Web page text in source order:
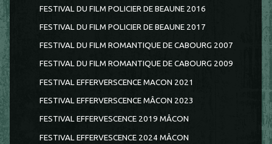
FESTIVAL DU FILM POLICIER DE BEAUNE 2016
FESTIVAL DU FILM POLICIER DE BEAUNE 2017
FESTIVAL DU FILM ROMANTIQUE DE CABOURG 2007
FESTIVAL DU FILM ROMANTIQUE DE CABOURG 2009
FESTIVAL EFFERVERSCENCE MACON 2021
FESTIVAL EFFERVERSCENCE MÂCON 2023
FESTIVAL EFFERVESCENCE 2019 MÂCON
FESTIVAL EFFERVESCENCE 2024 MÂCON